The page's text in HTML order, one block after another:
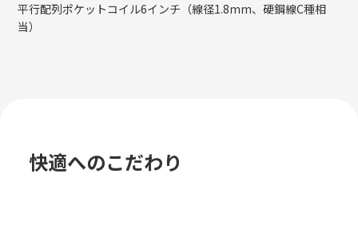
平行配列ポケットコイル6インチ（線径1.8mm、硬鋼線C種相
当）
快適へのこだわり